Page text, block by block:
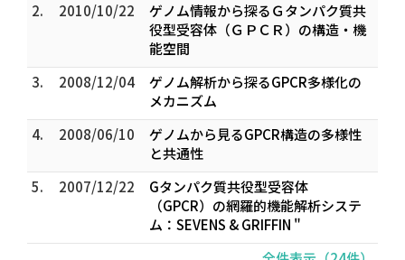
2.
2010/10/22
ゲノム情報から探るＧタンパク質共
役型受容体（ＧＰＣＲ）の構造・機
能空間
3.
2008/12/04
ゲノム解析から探るGPCR多様化の
メカニズム
4.
2008/06/10
ゲノムから見るGPCR構造の多様性
と共通性
5.
2007/12/22
Gタンパク質共役型受容体
（GPCR）の網羅的機能解析システ
ム：SEVENS & GRIFFIN "